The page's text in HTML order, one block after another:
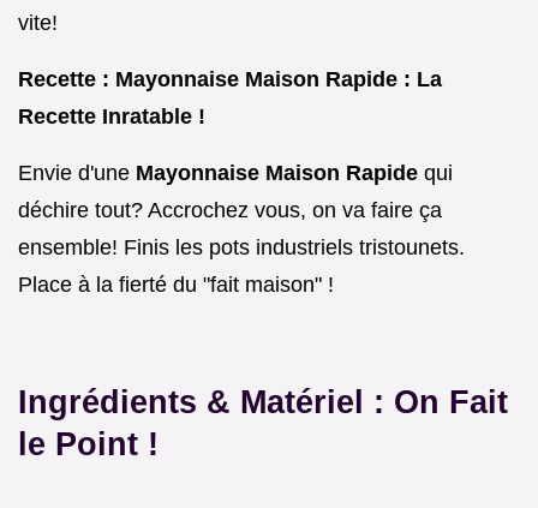
vite!
Recette : Mayonnaise Maison Rapide : La
Recette Inratable !
Envie d'une Mayonnaise Maison Rapide qui
déchire tout? Accrochez vous, on va faire ça
ensemble! Finis les pots industriels tristounets.
Place à la fierté du "fait maison" !
Ingrédients & Matériel : On Fait
le Point !